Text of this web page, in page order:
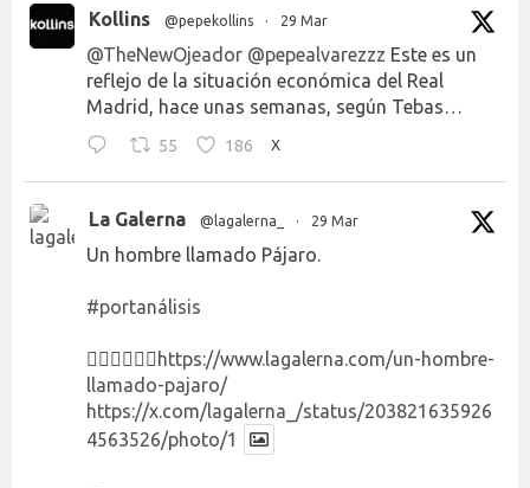
Kollins @pepekollins · 29 Mar
@TheNewOjeador @pepealvarezzz Este es un
reflejo de la situación económica del Real
Madrid, hace unas semanas, según Tebas…
55 186 X
La Galerna @lagalerna_ · 29 Mar
Un hombre llamado Pájaro.
#portanálisis
👉🏻👉🏻👉🏻 https://www.lagalerna.com/un-hombre-
llamado-pajaro/
https://x.com/lagalerna_/status/203821635926
4563526/photo/1